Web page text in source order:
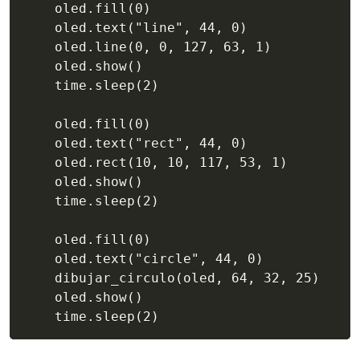
    oled.fill(0)
    oled.text("line", 44, 0)
    oled.line(0, 0, 127, 63, 1)
    oled.show()
    time.sleep(2)
    oled.fill(0)
    oled.text("rect", 44, 0)
    oled.rect(10, 10, 117, 53, 1)
    oled.show()
    time.sleep(2)
    oled.fill(0)
    oled.text("circle", 44, 0)
    dibujar_circulo(oled, 64, 32, 25)
    oled.show()
    time.sleep(2)